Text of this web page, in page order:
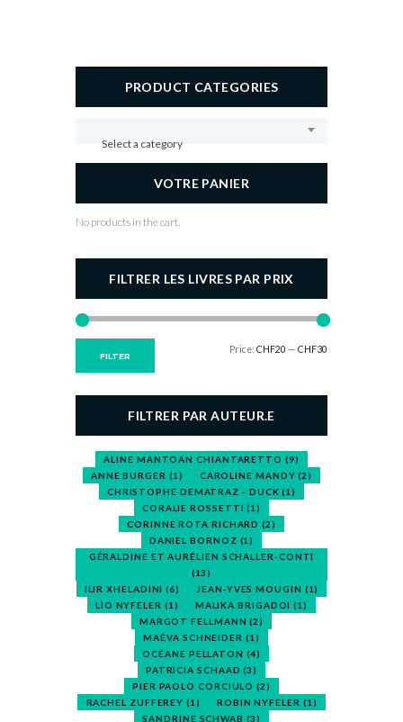
PRODUCT CATEGORIES
Select a category
VOTRE PANIER
No products in the cart.
FILTRER LES LIVRES PAR PRIX
FILTER
Price: CHF20 — CHF30
FILTRER PAR AUTEUR.E
ALINE MANTOAN CHIANTARETTO (9)
ANNE BURGER (1) CAROLINE MANDY (2)
CHRISTOPHE DEMATRAZ - DUCK (1)
CORALIE ROSSETTI (1)
CORINNE ROTA RICHARD (2)
DANIEL BORNOZ (1)
GÉRALDINE ET AURÉLIEN SCHALLER-CONTI
(13)
ILIR XHELADINI (6) JEAN-YVES MOUGIN (1)
LÌO NYFELER (1) MALIKA BRIGADOI (1)
MARGOT FELLMANN (2)
MAÉVA SCHNEIDER (1)
OCÉANE PELLATON (4)
PATRICIA SCHAAD (3)
PIER PAOLO CORCIULO (2)
RACHEL ZUFFEREY (1) ROBIN NYFELER (1)
SANDRINE SCHWAB (3)